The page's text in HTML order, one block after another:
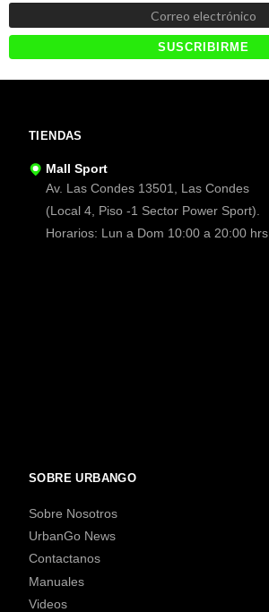
TIENDAS
Mall Sport
Av. Las Condes 13501, Las Condes
(Local 4, Piso -1 Sector Power Sport).
Horarios: Lun a Dom 10:00 a 20:00 hrs.
SOBRE URBANGO
Sobre Nosotros
UrbanGo News
Contactanos
Manuales
Videos